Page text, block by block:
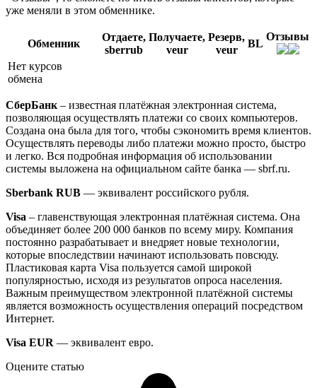
уже меняли в этом обменнике.
Обменник
Отдаете,
sberrub
Получаете,
veur
Резерв,
veur
BL
Отзывы
Нет курсов
обмена
СберБанк – известная платёжная электронная система,
позволяющая осуществлять платежи со своих компьютеров.
Создана она была для того, чтобы сэкономить время клиентов.
Осуществлять переводы либо платежи можно просто, быстро
и легко. Вся подробная информация об использовании
системы выложена на официальном сайте банка — sbrf.ru.
Sberbank RUB — эквивалент российского рубля.
Visa – главенствующая электронная платёжная система. Она
объединяет более 200 000 банков по всему миру. Компания
постоянно разрабатывает и внедряет новые технологии,
которые впоследствии начинают использовать повсюду.
Пластиковая карта Visa пользуется самой широкой
популярностью, исходя из результатов опроса населения.
Важным преимуществом электронной платёжной системы
является возможность осуществления операций посредством
Интернет.
Visa EUR — эквивалент евро.
Оцените статью